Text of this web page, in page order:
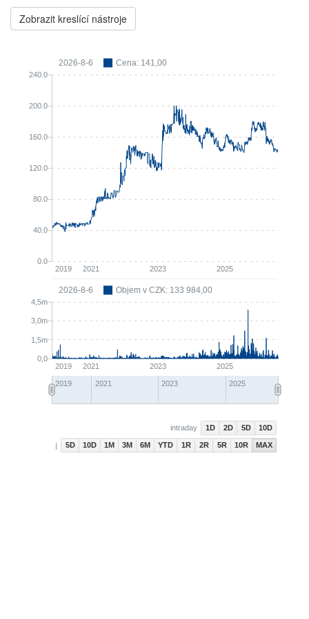
Zobrazit kreslící nástroje
0.0
40.0
80.0
120.0
160.0
200.0
240.0
2019 2023
2021 2025
2026-8-6 Cena: 141,00
0,0
1,5m
3,0m
4,5m
2019 2023
2021 2025
2026-8-6 Objem v CZK: 133 984,00
2019 2023
2021 2025
intraday 1D 2D 5D 10D
| 5D 10D 1M 3M 6M YTD 1R 2R 5R 10R MAX